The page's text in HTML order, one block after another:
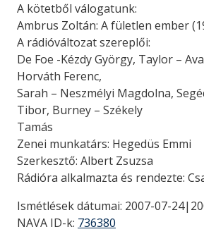
A kötetből válogatunk:
Ambrus Zoltán: A fületlen ember
A rádióváltozat szereplői:
De Foe -Kézdy György, Taylor –
Horváth Ferenc,
Sarah – Neszmélyi Magdolna,
Tibor, Burney – Székely
Tamás
Zenei munkatárs: Hegedüs Emmi
Szerkesztő: Albert Zsuzsa
Rádióra alkalmazta és rendezte:
Ismétlések dátumai: 2007-07-
NAVA ID-k: 736380